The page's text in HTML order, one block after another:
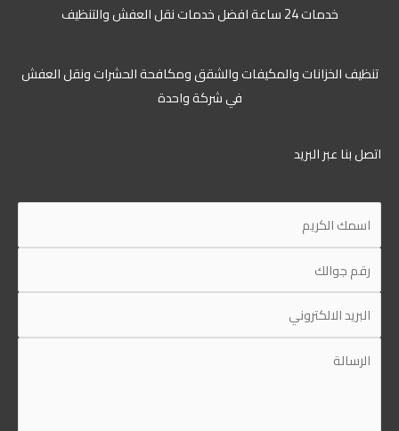
خدمات 24 ساعة افضل خدمات نقل العفش والتنظيف
تنظيف الخزانات والمكيفات والشقق ومكافحة الحشرات ونقل العفش
في شركة واحدة
اتصل بنا عبر البريد